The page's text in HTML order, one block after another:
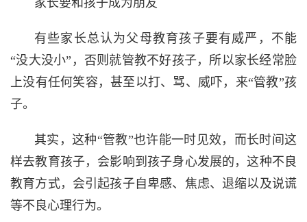
家长要和孩子成为朋友
有些家长总认为父母教育孩子要有威严，不能
“没大没小”，否则就管教不好孩子，所以家长经常脸
上没有任何笑容，甚至以打、骂、威吓，来“管教”孩
子。
其实，这种“管教”也许能一时见效，而长时间这
样去教育孩子，会影响到孩子身心发展的，这种不良
教育方式，会引起孩子自卑感、焦虑、退缩以及说谎
等不良心理行为。